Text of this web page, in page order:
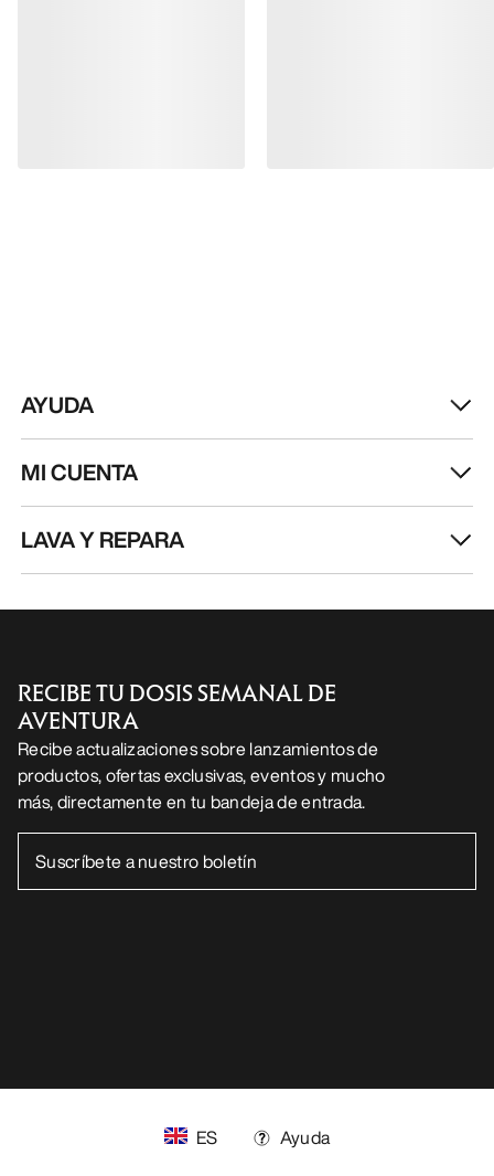
AYUDA
MI CUENTA
LAVA Y REPARA
RECIBE TU DOSIS SEMANAL DE
AVENTURA
Recibe actualizaciones sobre lanzamientos de
productos, ofertas exclusivas, eventos y mucho
más, directamente en tu bandeja de entrada.
ES Ayuda